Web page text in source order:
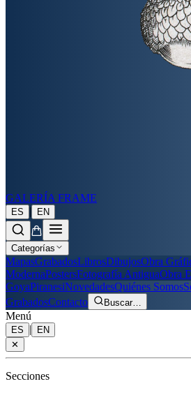
GALERÍA FRAME
ES | EN
Categorías
MapasGrabadosLibrosDibujosObra
ModernaPostersFotografía AntiguaObra
GoyaPiranesiNovedadesQuiénes Somos
GrabadosContacto Buscar…
Menú
ES |
EN
✕
Secciones